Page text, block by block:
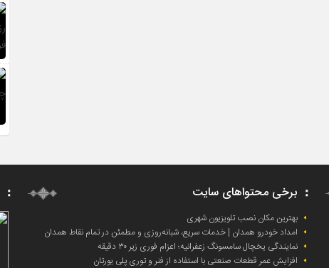
برخی محتواهای سایت
بهترین مکان نصب تلویزیون شهری
امداد خودرو همدان | خدمات سریع، شبانه‌روزی و مطمئن در تمام نقاط همدان
نمایندگی یخچال سامسونگ زعفرانیه؛ اعزام فوری زیر ۳۰ دقیقه
افزایش عمر قطعات صنعتی با استفاده از فنر و توری پلی یورتان